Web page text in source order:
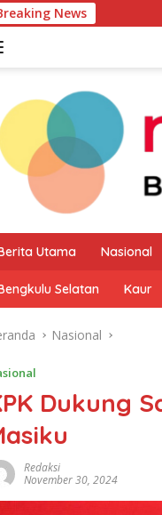
News
Utama Nasional
Selatan Kaur
Nasional
Dukung
Redaksi
November 30, 2024